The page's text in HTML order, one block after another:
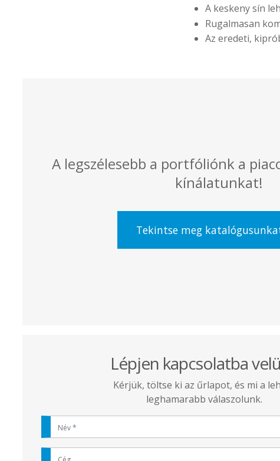
A keskeny sín
Rugalmasan
Az eredeti,
A legszélesebb a portfóliónk a
kínálatunkat!
Tekintse meg
Lépjen kapcsolatba
Kérjük, töltse ki az űrlapot, és mi a
leghamarabb válaszolunk.